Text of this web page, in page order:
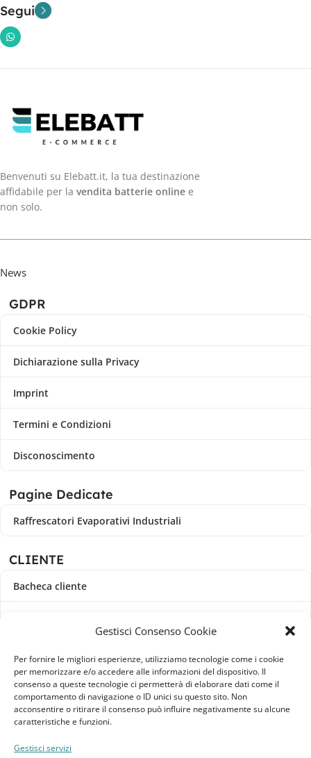
Gestisci Consenso Cookie
Per fornire le migliori esperienze, utilizziamo tecnologie come i cookie
per memorizzare e/o accedere alle informazioni del dispositivo. Il
consenso a queste tecnologie ci permetterà di elaborare dati come il
comportamento di navigazione o ID unici su questo sito. Non
acconsentire o ritirare il consenso può influire negativamente su alcune
caratteristiche e funzioni.
Gestisci servizi
Segui
Benvenuti su Elebatt.it, la tua destinazione
affidabile per la vendita batterie online e
non solo.
News
GDPR
Cookie Policy
Dichiarazione sulla Privacy
Imprint
Termini e Condizioni
Disconoscimento
Pagine Dedicate
Raffrescatori Evaporativi Industriali
CLIENTE
Bacheca cliente
Indirizzi
Metodi di pagamento
Dettagli account